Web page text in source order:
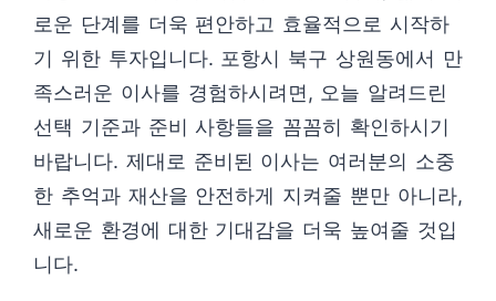
로운 단계를 더욱 편안하고 효율적으로 시작하
기 위한 투자입니다. 포항시 북구 상원동에서 만
족스러운 이사를 경험하시려면, 오늘 알려드린
선택 기준과 준비 사항들을 꼼꼼히 확인하시기
바랍니다. 제대로 준비된 이사는 여러분의 소중
한 추억과 재산을 안전하게 지켜줄 뿐만 아니라,
새로운 환경에 대한 기대감을 더욱 높여줄 것입
니다.